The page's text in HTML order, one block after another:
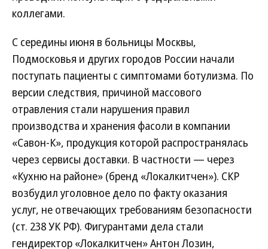
коллегами.
С середины июня в больницы Москвы,
Подмосковья и других городов России начали
поступать пациенты с симптомами ботулизма. По
версии следствия, причиной массового
отравления стали нарушения правил
производства и хранения фасоли в компании
«Савон-К», продукция которой распространялась
через сервисы доставки. В частности — через
«Кухню на районе» (бренд «Локалкитчен»). СКР
возбудил уголовное дело по факту оказания
услуг, не отвечающих требованиям безопасности
(ст. 238 УК РФ). Фигурантами дела стали
гендиректор «Локалкитчен» Антон Лозин,